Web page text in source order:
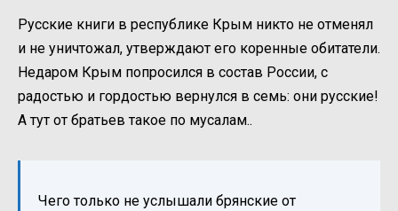
Русские книги в республике Крым никто не отменял
и не уничтожал, утверждают его коренные обитатели.
Недаром Крым попросился в состав России, с
радостью и гордостью вернулся в семь: они русские!
А тут от братьев такое по мусалам..
Чего только не услышали брянские от